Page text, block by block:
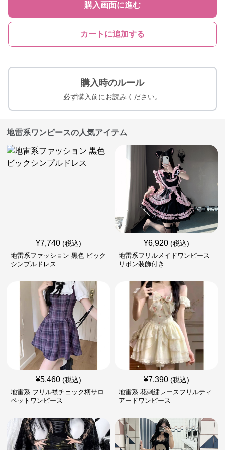
購入画面に進む
カートに追加する
購入時のルール
必ず購入前にお読みください。
地雷系ワンピースの人気アイテム
¥7,740 (税込)
地雷系ファッション 黒色 ビック
シンプルドレス
¥6,920 (税込)
地雷系フリルメイドワンピース
リボン装飾付き
¥5,460 (税込)
地雷系 フリル襟チェック柄サロ
ペットワンピース
¥7,390 (税込)
地雷系 花刺繍レースフリルティ
アードワンピース